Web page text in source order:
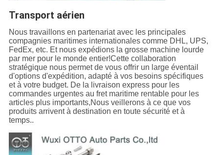
Transport aérien
Nous travaillons en partenariat avec les principales
compagnies maritimes internationales comme DHL, UPS,
FedEx, etc. Et nous expédions la grosse machine lourde
par mer pour le monde entier!Cette collaboration
stratégique nous permet de vous offrir un large éventail
d'options d'expédition, adapté à vos besoins spécifiques
et à votre budget. De la livraison express pour les
commandes urgentes au fret maritime rentable pour les
articles plus importants,Nous veillerons à ce que vos
produits arrivent à destination en toute sécurité et à
temps..